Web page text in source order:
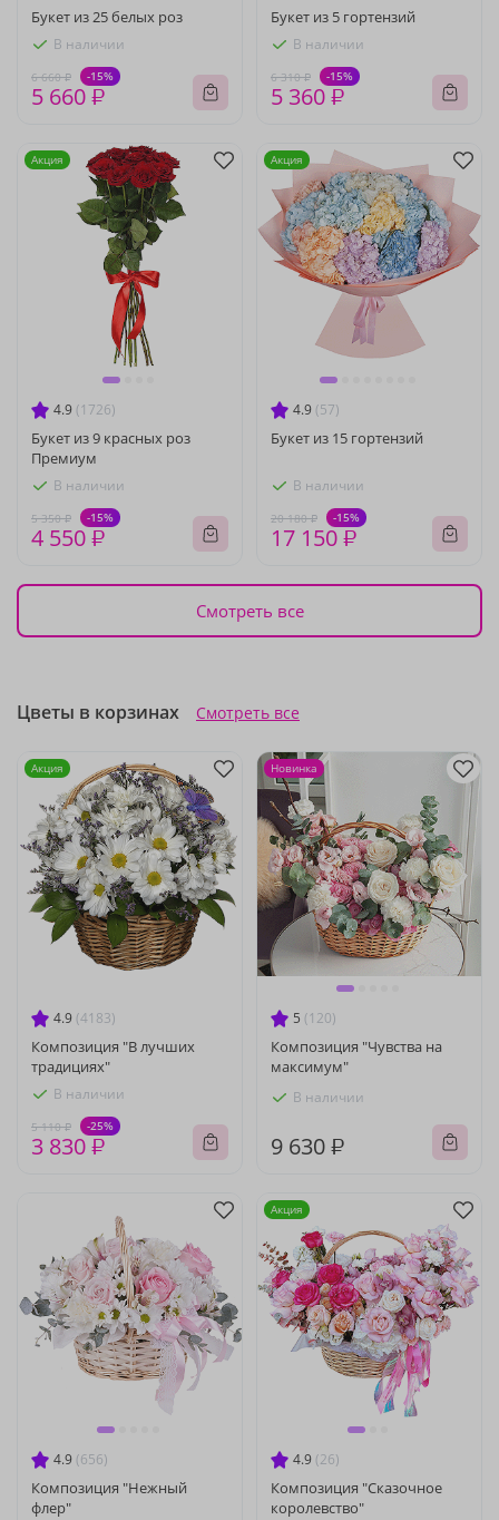
Букет из 25 белых роз
В наличии
6 660 ₽ -15%
5 660 ₽
Букет из 5 гортензий
В наличии
6 310 ₽ -15%
5 360 ₽
4.9 (1726)
Букет из 9 красных роз
Премиум
В наличии
5 350 ₽ -15%
4 550 ₽
Акция
4.9 (57)
Букет из 15 гортензий
В наличии
20 180 ₽ -15%
17 150 ₽
Акция
Смотреть все
Цветы в корзинах Смотреть все
4.9 (4183)
Композиция "В лучших
традициях"
В наличии
5 110 ₽ -25%
3 830 ₽
Акция
5 (120)
Композиция "Чувства на
максимум"
В наличии
9 630 ₽
Новинка
4.9 (656)
Композиция "Нежный
флер"
4.9 (26)
Композиция "Сказочное
королевство"
Акция